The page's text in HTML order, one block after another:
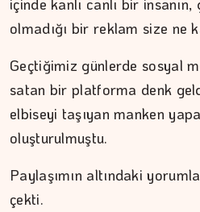
içinde kanlı canlı bir
olmadığı bir reklam size ne
Geçtiğimiz günlerde sosyal
satan bir platforma denk
elbiseyi taşıyan manken
oluşturulmuştu.
Paylaşımın altındaki
çekti.
DR. TANER EKİNCİ
Nefes, agni ve içsel denge